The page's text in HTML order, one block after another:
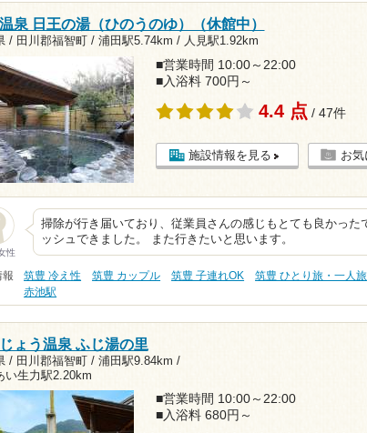
泉 日王の湯（ひのうのゆ）（休館中）
/ 田川郡福智町 / 浦田駅5.74km / 人見駅1.92km
■営業時間 10:00～22:00
■入浴料 700円～
4.4 点 / 47件
施設情報を見る お
性
掃除が行き届いており、従業員さんの感じもとても良かった
ッシュできました。 また行きたいと思います。
報 筑豊 冷え性 筑豊 カップル 筑豊 子連れOK 筑豊 ひとり旅・一人旅
赤池駅
ょう温泉 ふじ湯の里
/ 田川郡福智町 / 浦田駅9.84km /
い生力駅2.20km
■営業時間 10:00～22:00
■入浴料 680円～